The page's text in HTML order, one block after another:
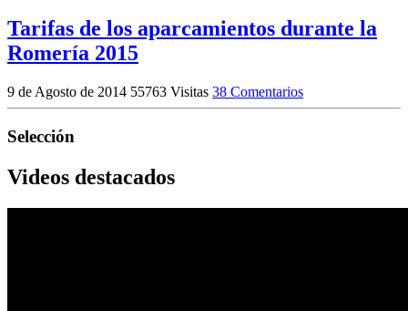
Tarifas de los aparcamientos durante la
Romería 2015
9 de Agosto de 2014 55763 Visitas 38 Comentarios
Selección
Videos destacados